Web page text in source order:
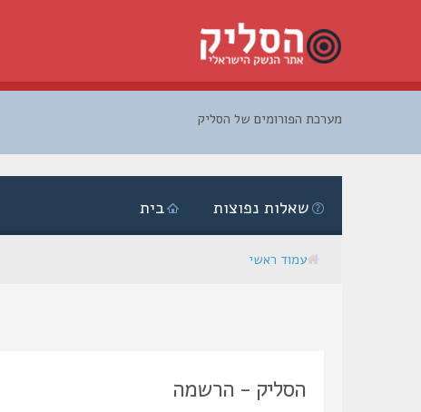
מערכת הפורומים של הסליק
בית שאלות נפוצות
עמוד ראשי
הסליק - הרשמה